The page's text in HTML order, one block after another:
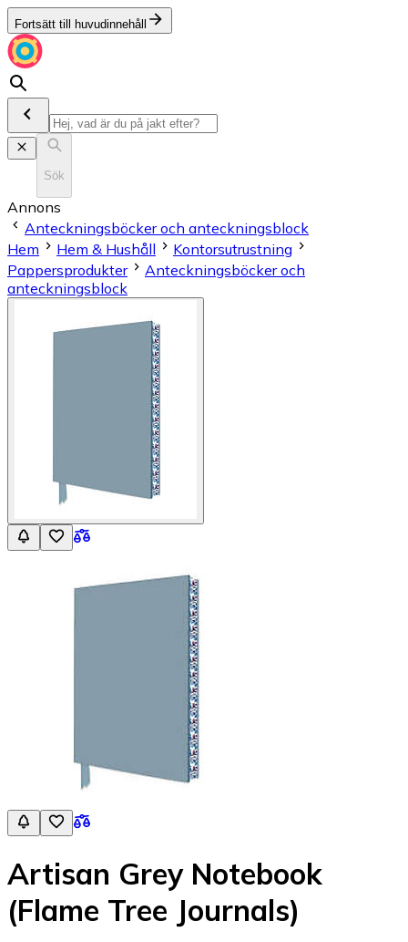
Fortsätt till huvudinnehåll
Sök
Annons
Anteckningsböcker och anteckningsblock
Hem
Hem & Hushåll
Kontorsutrustning
Pappersprodukter
Anteckningsböcker och
anteckningsblock
Artisan Grey Notebook
(Flame Tree Journals)